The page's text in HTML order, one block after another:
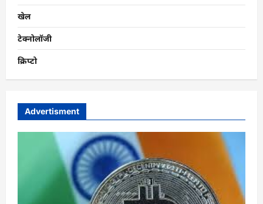
खेल
टेक्नोलॉजी
क्रिप्टो
Advertisment